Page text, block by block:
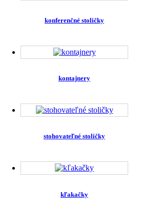
konferenčné stoličky
kontajnery
stohovateľné stoličky
kľakačky